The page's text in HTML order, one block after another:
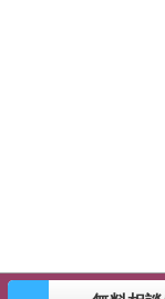
特定商取引法に基